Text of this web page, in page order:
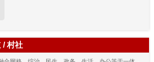
/ 村社